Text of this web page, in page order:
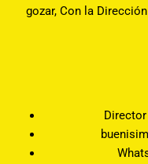
gozar, Con la